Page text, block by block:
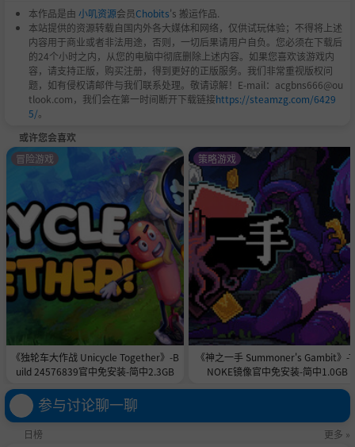
本作品是由 小叽资源会员Chobits's 搬运作品.
本站提供的资源转载自国内外各大媒体和网络，仅供试玩体验；不得将上述
内容用于商业或者非法用途，否则，一切后果请用户自负。您必须在下载后
的24个小时之内，从您的电脑中彻底删除上述内容。如果您喜欢该游戏内
容，请支持正版，购买注册，得到更好的正版服务。我们非常重视版权问
题，如有侵权请邮件与我们联系处理。敬请谅解！E-mail：acgbns666@ou
tlook.com，我们会在第一时间断开下载链接https://steamzg.com/6429
5/。
或许您会喜欢
《独轮车大作战 Unicycle Together》-B
uild 24576839官中免安装-简中2.3GB
冒险游戏
《神之一手 Summoner's Gambit》-
NOKE镜像官中免安装-简中1.0GB
策略游戏
参与讨论聊一聊
日榜
更多 »